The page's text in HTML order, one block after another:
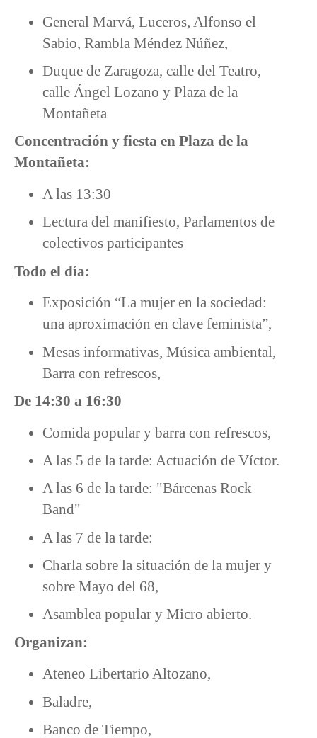
General Marvá, Luceros, Alfonso el
Sabio, Rambla Méndez Núñez,
Duque de Zaragoza, calle del Teatro,
calle Ángel Lozano y Plaza de la
Montañeta
Concentración y fiesta en Plaza de la
Montañeta:
A las 13:30
Lectura del manifiesto, Parlamentos de
colectivos participantes
Todo el día:
Exposición “La mujer en la sociedad:
una aproximación en clave feminista”,
Mesas informativas, Música ambiental,
Barra con refrescos,
De 14:30 a 16:30
Comida popular y barra con refrescos,
A las 5 de la tarde: Actuación de Víctor.
A las 6 de la tarde: "Bárcenas Rock
Band"
A las 7 de la tarde:
Charla sobre la situación de la mujer y
sobre Mayo del 68,
Asamblea popular y Micro abierto.
Organizan:
Ateneo Libertario Altozano,
Baladre,
Banco de Tiempo,